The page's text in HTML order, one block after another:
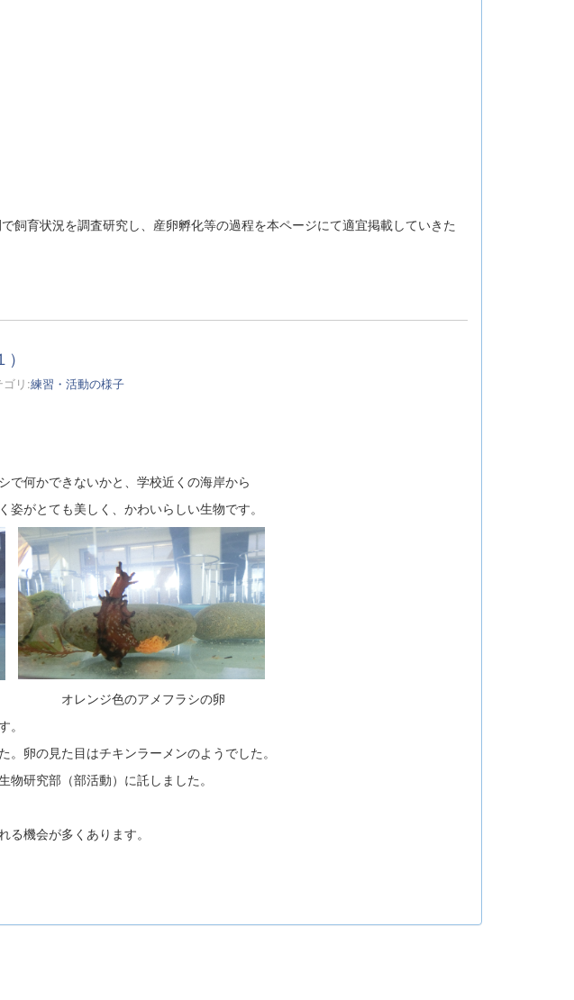
育状況を調査研究し、産卵孵化等の過程を本ページにて適宜掲載していきた
リ:練習・活動の様子
で何かできないかと、学校近くの海岸から
がとても美しく、かわいらしい生物です。
ジ色のアメフラシの卵
卵の見た目はチキンラーメンのようでした。
研究部（部活動）に託しました。
る機会が多くあります。